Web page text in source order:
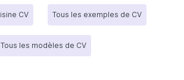
CV Tous les exemples de CV
Tous les modèles de CV